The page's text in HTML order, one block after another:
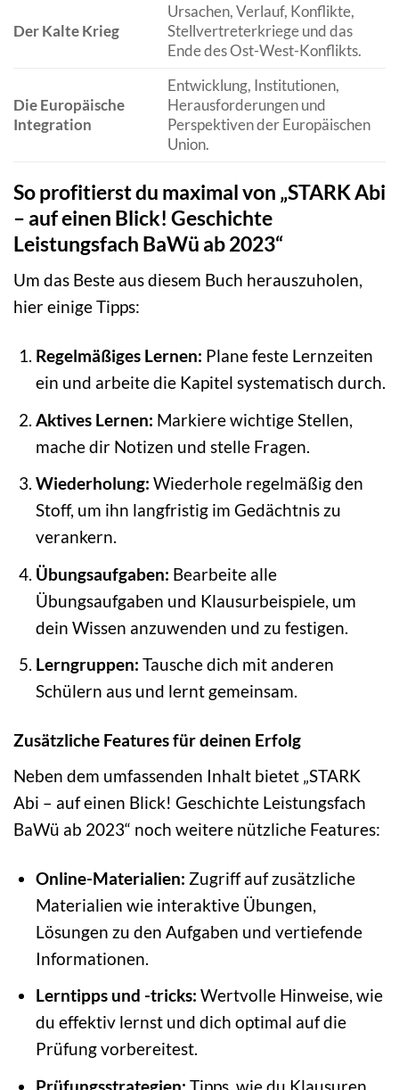
Der Kalte Krieg
Ursachen, Verlauf, Konflikte,
Stellvertreterkriege und das
Ende des Ost-West-Konflikts.
Die Europäische
Integration
Entwicklung, Institutionen,
Herausforderungen und
Perspektiven der Europäischen
Union.
So profitierst du maximal von „STARK Abi
– auf einen Blick! Geschichte
Leistungsfach BaWü ab 2023“
Um das Beste aus diesem Buch herauszuholen,
hier einige Tipps:
Regelmäßiges Lernen: Plane feste Lernzeiten
ein und arbeite die Kapitel systematisch durch.
Aktives Lernen: Markiere wichtige Stellen,
mache dir Notizen und stelle Fragen.
Wiederholung: Wiederhole regelmäßig den
Stoff, um ihn langfristig im Gedächtnis zu
verankern.
Übungsaufgaben: Bearbeite alle
Übungsaufgaben und Klausurbeispiele, um
dein Wissen anzuwenden und zu festigen.
Lerngruppen: Tausche dich mit anderen
Schülern aus und lernt gemeinsam.
Zusätzliche Features für deinen Erfolg
Neben dem umfassenden Inhalt bietet „STARK
Abi – auf einen Blick! Geschichte Leistungsfach
BaWü ab 2023“ noch weitere nützliche Features:
Online-Materialien: Zugriff auf zusätzliche
Materialien wie interaktive Übungen,
Lösungen zu den Aufgaben und vertiefende
Informationen.
Lerntipps und -tricks: Wertvolle Hinweise, wie
du effektiv lernst und dich optimal auf die
Prüfung vorbereitest.
Prüfungsstrategien: Tipps, wie du Klausuren